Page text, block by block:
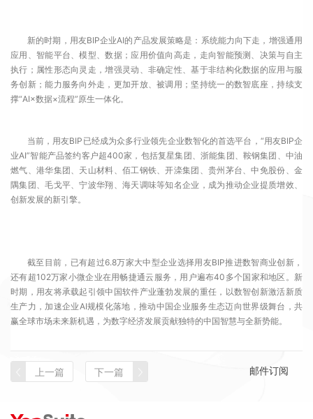
新的时期，用友BIP企业AI的产品发展策略是：系统能力向下走，增强通用
应用、智能平台、模型、数据；应用价值向高走，走向智能预测、决策与自主
执行；属性形态向灵走，增强灵动、非确定性、基于非结构化数据的应用与服
务创新；能力服务向外走，更加开放、被调用；坚持统一的数智底座，持续支
撑“AI×数据×流程”原生一体化。
当前，用友BIP已经成为众多行业领先企业数智化的首选平台，“用友BIP企
业AI”智能产品签约客户超400家，包括复星集团、浙能集团、鞍钢集团、中油
燃气、港华集团、天山材料、佰工钢铁、开滦集团、贵州茅台、中免股份、金
隅集团、毛戈平、宁波华翔、海天调味等知名企业，成为推动企业提质增效、
创新发展的新引擎。
截至目前，已有超过6.8万家大中型企业选择用友BIP推进数智商业创新，
还有超102万家小微企业在用畅捷通云服务，用户遍布40多个国家和地区。新
时期，用友将承载起引领中国软件产业蓬勃发展的重任，以数智创新激活新质
生产力，加速企业AI规模化落地，推动中国企业服务生态迈向世界级舞台，共
赢全球市场未来新机遇，为数字经济发展贡献独特的中国智慧与全新势能。
上一篇 下一篇 邮件订阅